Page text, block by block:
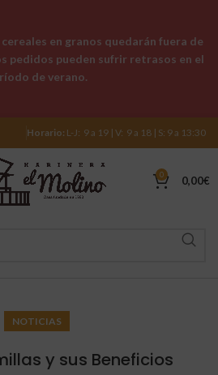
Horario: L-J: 9 a 19 | V: 9 a 18 | S: 9 a 13:30
0 0,00€
NOTICIAS
y sus Beneficios
en granos quedarán fuera de
pedidos pueden sufrir retrasos en el
de verano.